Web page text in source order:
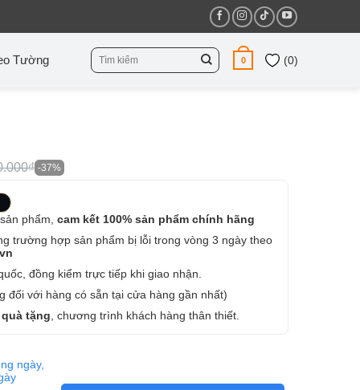
Tường
Tìm
kiếm:
0 (0)
-37%
phẩm, cam kết 100% sản phẩm chính hãng
trường hợp sản phẩm bị lỗi trong vòng 3 ngày theo
đồng kiểm trực tiếp khi giao nhận.
đối với hàng có sẵn tại cửa hàng gần nhất)
tặng , chương trình khách hàng thân thiết.
ngày,